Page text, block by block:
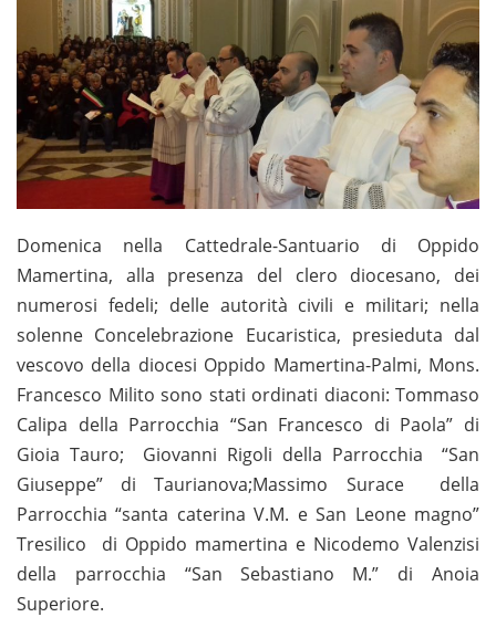
Domenica nella Cattedrale-Santuario di Oppido
Mamertina, alla presenza del clero diocesano, dei
numerosi fedeli; delle autorità civili e militari; nella
solenne Concelebrazione Eucaristica, presieduta dal
vescovo della diocesi Oppido Mamertina-Palmi, Mons.
Francesco Milito sono stati ordinati diaconi: Tommaso
Calipa della Parrocchia “San Francesco di Paola” di
Gioia Tauro; Giovanni Rigoli della Parrocchia “San
Giuseppe” di Taurianova;Massimo Surace della
Parrocchia “santa caterina V.M. e San Leone magno”
Tresilico di Oppido mamertina e Nicodemo Valenzisi
della parrocchia “San Sebastiano M.” di Anoia
Superiore.